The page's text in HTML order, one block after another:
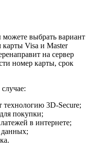
выбрать вариант
Visa и Master
на сервер
номер карты, срок
технологию 3D-Secure;
покупки;
в интернете;
данных;